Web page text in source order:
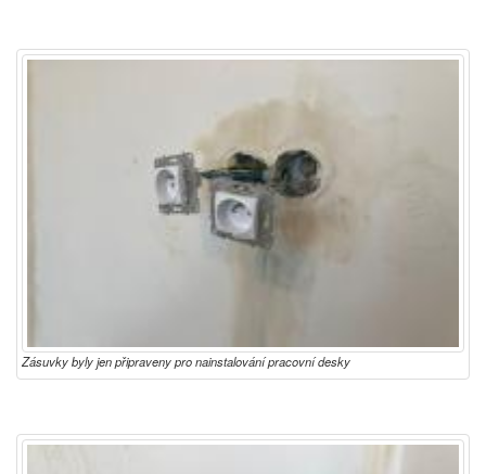
Zásuvky byly jen připraveny pro nainstalování pracovní desky